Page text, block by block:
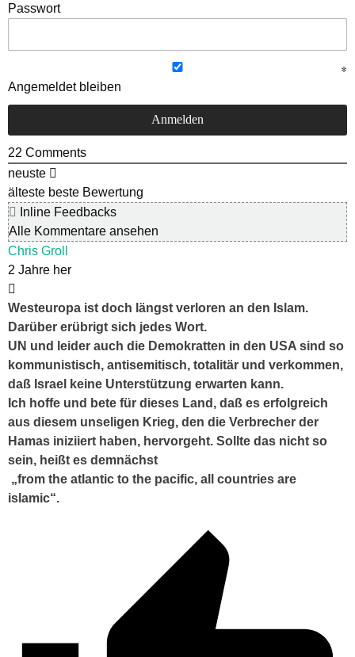
Passwort
Angemeldet bleiben
22 Comments
neuste
älteste beste Bewertung
Inline Feedbacks
Alle Kommentare ansehen
Chris Groll
2 Jahre her
Westeuropa ist doch längst verloren an den Islam.
Darüber erübrigt sich jedes Wort.
UN und leider auch die Demokratten in den USA sind so
kommunistisch, antisemitisch, totalitär und verkommen,
daß Israel keine Unterstützung erwarten kann.
Ich hoffe und bete für dieses Land, daß es erfolgreich
aus diesem unseligen Krieg, den die Verbrecher der
Hamas iniziiert haben, hervorgeht. Sollte das nicht so
sein, heißt es demnächst
„from the atlantic to the pacific, all countries are
islamic“.